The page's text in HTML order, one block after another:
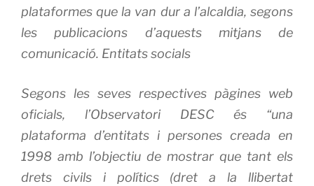
plataformes que la van dur a l’alcaldia, segons
les publicacions d’aquests mitjans de
comunicació. Entitats socials
Segons les seves respectives pàgines web
oficials, l’Observatori DESC és “una
plataforma d’entitats i persones creada en
1998 amb l’objectiu de mostrar que tant els
drets civils i polítics (dret a la llibertat